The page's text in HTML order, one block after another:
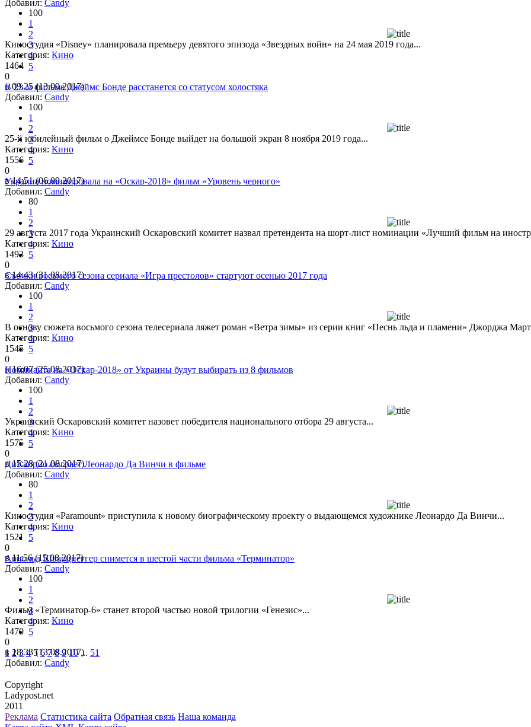
Добавил: Candy
100
1
2
3
4
5
в 09:25 (13.09.2017)
Добавил: Candy
Киностудия «Disney» планировала премьеру девятого эпизода «Звездных войн» на 24 мая 2019 года...
Категория: Кино
1464
0
В 25-м фильме Джеймс Бонде расстанется со статусом холостяка
100
1
2
3
4
5
в 14:51 (06.09.2017)
Добавил: Candy
25-й юбилейный фильм о Джеймсе Бонде выйдет на большой экран 8 ноября 2019 года...
Категория: Кино
1556
0
Украина номинировала на «Оскар-2018» фильм «Уровень черного»
80
1
2
3
4
5
в 14:43 (31.08.2017)
Добавил: Candy
29 августа 2017 года Украинский Оскаровский комитет назвал претендента на шорт-лист номинации «Лучший фильм на
Категория: Кино
1493
0
Съемки восьмого сезона сериала «Игра престолов» стартуют осенью 2017 года
100
1
2
3
4
5
в 16:07 (25.08.2017)
Добавил: Candy
В основу сюжета восьмого сезона телесериала ляжет роман «Ветра зимы» из серии книг «Песнь льда и пламени» Джорджа
Категория: Кино
1545
0
Номинанта на «Оскар-2018» от Украины будут выбирать из 8 фильмов
100
1
2
3
4
5
в 15:28 (21.08.2017)
Добавил: Candy
Украинский Оскаровский комитет назовет победителя национального отбора 29 августа...
Категория: Кино
1575
0
ДиКаприо сыграет Леонардо Да Винчи в фильме
80
1
2
3
4
5
в 11:56 (15.08.2017)
Добавил: Candy
Киностудия «Paramount» приступила к новому биографическому проекту о выдающемся художнике Леонардо Да Винчи...
Категория: Кино
1521
0
Арнольд Шварцнеггер снимется в шестой части фильма «Терминатор»
100
1
2
3
4
5
в 18:33 (13.08.2017)
Добавил: Candy
Фильм «Терминатор-6» станет второй частью новой трилогии «Генезис»...
Категория: Кино
1470
0
1 2 3 4 5 6 7 8 9 10 ... 51
Copyright
Ladypost.net
2011
Реклама Статистика сайта Обратная связь Наша команда